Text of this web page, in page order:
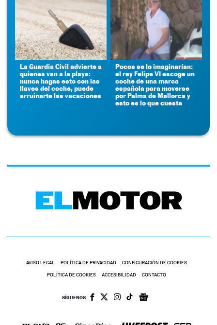
La Guardia Civil advierte a
quienes van a la playa:
nunca hagas esto con las
llaves del coche, puede
arruinarte las vacaciones
Pocos se lo imaginarían:
el rey Felipe VI escoge un
coche de una marca
española para moverse
por Palma de Mallorca y
esto es lo que cuesta
AVISO LEGAL POLÍTICA DE PRIVACIDAD CONFIGURACIÓN DE COOKIES
POLÍTICA DE COOKIES ACCESIBILIDAD CONTACTO
SÍGUENOS: